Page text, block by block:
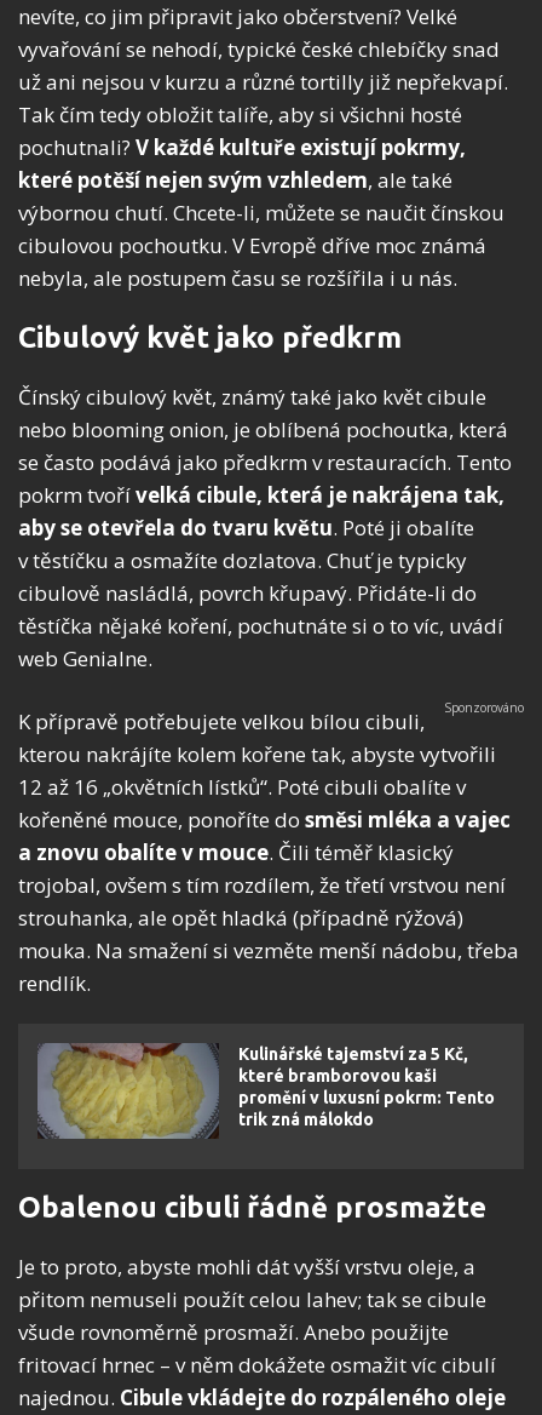
nevíte, co jim připravit jako občerstvení? Velké
vyvařování se nehodí, typické české chlebíčky snad
už ani nejsou v kurzu a různé tortilly již nepřekvapí.
Tak čím tedy obložit talíře, aby si všichni hosté
pochutnali? V každé kultuře existují pokrmy,
které potěší nejen svým vzhledem, ale také
výbornou chutí. Chcete-li, můžete se naučit čínskou
cibulovou pochoutku. V Evropě dříve moc známá
nebyla, ale postupem času se rozšířila i u nás.
Cibulový květ jako předkrm
Čínský cibulový květ, známý také jako květ cibule
nebo blooming onion, je oblíbená pochoutka, která
se často podává jako předkrm v restauracích. Tento
pokrm tvořívelká cibule, která je nakrájena tak,
aby se otevřela do tvaru květu. Poté ji obalíte
v těstíčku a osmažíte dozlatova. Chuť je typicky
cibulově nasládlá, povrch křupavý. Přidáte-li do
těstíčka nějaké koření, pochutnáte si o to víc, uvádí
web Genialne.
K přípravě potřebujete velkou bílou cibuli,
kterou nakrájíte kolem kořene tak, abyste vytvořili
12 až 16 „okvětních lístků“. Poté cibuli obalíte v
kořeněné mouce, ponoříte do směsi mléka a vajec
a znovu obalíte v mouce. Čili téměř klasický
trojobal, ovšem s tím rozdílem, že třetí vrstvou není
strouhanka, ale opět hladká (případně rýžová)
mouka. Na smažení si vezměte menší nádobu, třeba
rendlík.
Kulinářské tajemství za 5 Kč,
které bramborovou kaši
promění v luxusní pokrm: Tento
trik zná málokdo
Obalenou cibuli řádně prosmažte
Je to proto, abyste mohli dát vyšší vrstvu oleje, a
přitom nemuseli použít celou lahev; tak se cibule
všude rovnoměrně prosmaží. Anebo použijte
fritovací hrnec – v něm dokážete osmažit víc cibulí
najednou. Cibule vkládejte do rozpáleného oleje